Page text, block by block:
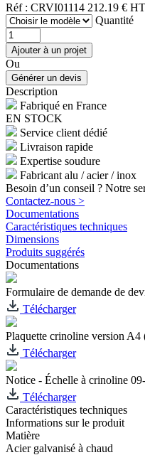
Réf : CRVI01114 212.19 € HT
Quantité
Ou
Description
Fabriqué en France
EN STOCK
Service client dédié
Livraison rapide
Expertise soudure
Fabricant alu / acier / inox
Besoin d’un conseil ? Notre
Contactez-nous >
Documentations
Caractéristiques techniques
Dimensions
Produits suggérés
Documentations
Formulaire de demande de
Télécharger
Plaquette crinoline version A4
Télécharger
Notice - Échelle à crinoline
Télécharger
Caractéristiques techniques
Informations sur le produit
Matière
Acier galvanisé à chaud